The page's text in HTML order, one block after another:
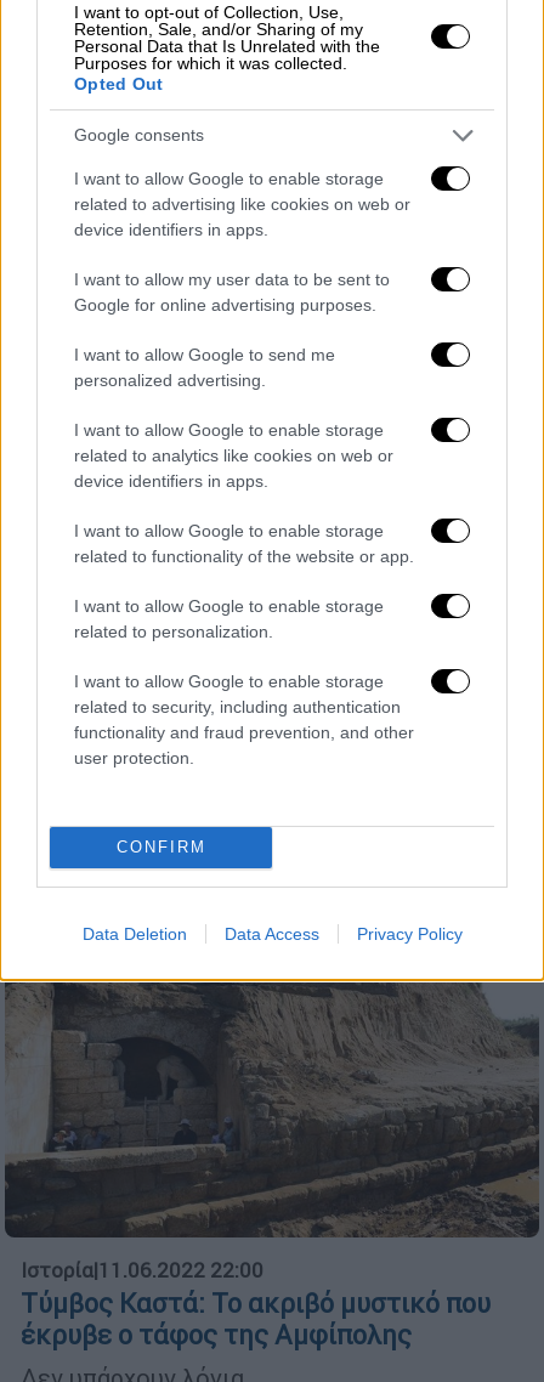
I want to opt-out of Collection, Use,
Retention, Sale, and/or Sharing of my
Personal Data that Is Unrelated with the
Purposes for which it was collected.
Opted Out
Google consents
I want to allow Google to enable storage
related to advertising like cookies on web or
device identifiers in apps.
I want to allow my user data to be sent to
Google for online advertising purposes.
I want to allow Google to send me
personalized advertising.
I want to allow Google to enable storage
related to analytics like cookies on web or
device identifiers in apps.
I want to allow Google to enable storage
related to functionality of the website or app.
I want to allow Google to enable storage
related to personalization.
I want to allow Google to enable storage
related to security, including authentication
functionality and fraud prevention, and other
user protection.
CONFIRM
Data Deletion Data Access Privacy Policy
Ελλάδα|20.07.2023 11:11
Ακόμα μία κτηνωδία: Πυροβόλησε και
σκότωσε εν ψυχρώ σκύλο με καραμπίνα
Το άτυχο ζώο φέρεται να είχε επιτεθεί σε
ένα κοριτσάκι τις προηγούμενες ημέρες, με
αποτέλεσμα να το τραυματίσει
Τροχαίο τα ξημερώματα στις Σέρρες-
Απεγκλωβίστηκε άνδρας από ΙΧ
Η επιχείρηση έγινε με τη χρήση
πυροσβέστες με ένα όχημα.
Ιστορία|11.06.2022 22:00
Tύμβος Καστά: Το ακριβό μυστικό που
έκρυβε ο τάφος της Αμφίπολης